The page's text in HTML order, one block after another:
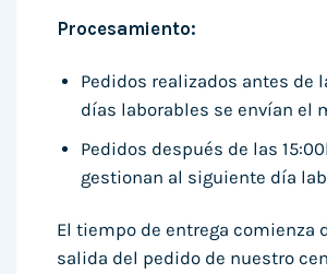
Procesamiento:
Pedidos realizados antes de
días laborables se envían el
Pedidos después de las
gestionan al siguiente día
El tiempo de entrega comienza
salida del pedido de nuestro